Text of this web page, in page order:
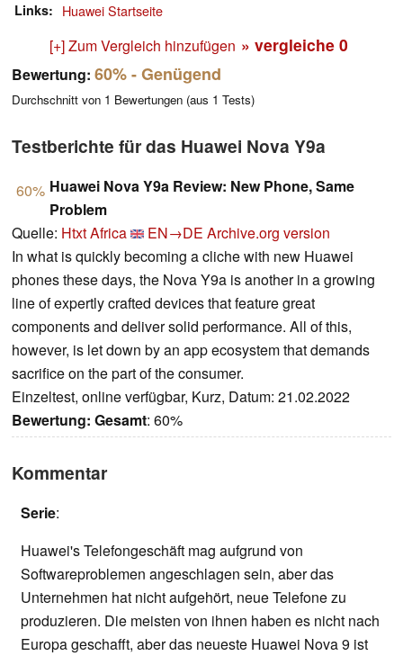
Links Huawei Startseite
[+] Zum Vergleich hinzufügen » vergleiche 0
Bewertung: 60%- Genügend
Durchschnitt von 1 Bewertungen (aus 1 Tests)
Testberichte für das Huawei Nova Y9a
60% Huawei Nova Y9a Review: New Phone, Same
Problem
Quelle: Htxt Africa EN→DE Archive.org version
In what is quickly becoming a cliche with new Huawei
phones these days, the Nova Y9a is another in a growing
line of expertly crafted devices that feature great
components and deliver solid performance. All of this,
however, is let down by an app ecosystem that demands
sacrifice on the part of the consumer.
Einzeltest, online verfügbar, Kurz, Datum: 21.02.2022
Bewertung: Gesamt: 60%
Kommentar
Serie:
Huawei's Telefongeschäft mag aufgrund von
Softwareproblemen angeschlagen sein, aber das
Unternehmen hat nicht aufgehört, neue Telefone zu
produzieren. Die meisten von ihnen haben es nicht nach
Europa geschafft, aber das neueste Huawei Nova 9 ist